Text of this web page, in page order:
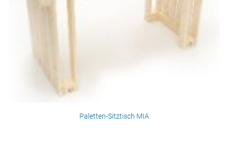
Paletten-Sitztisch MIA